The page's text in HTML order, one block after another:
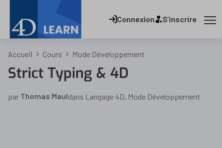
Connexion S’inscrire
Accueil Cours Mode Développement
Strict Typing & 4D
par Thomas Mauldans Langage 4D, Mode Développement